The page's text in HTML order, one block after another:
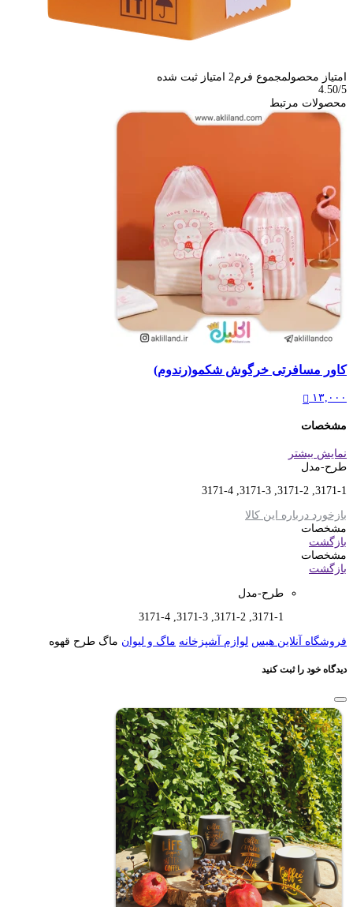
امتیاز محصولمجموع فرم2 امتیاز ثبت شده
4.50/5
محصولات مرتبط
کاور مسافرتی خرگوش شکمو(رندوم)
۱۳,۰۰۰
مشخصات
نمایش بیشتر
طرح-مدل
3171-1, 3171-2, 3171-3, 3171-4
بازخورد درباره این کالا
مشخصات
بازگشت
مشخصات
بازگشت
طرح-مدل
3171-1, 3171-2, 3171-3, 3171-4
فروشگاه آنلاین هیس لوازم آشپزخانه ماگ و لیوان ماگ طرح قهوه
دیدگاه خود را ثبت کنید